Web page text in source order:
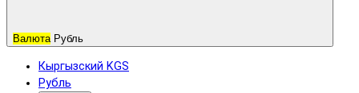
Валюта Рубль
Кыргызский KGS
Рубль